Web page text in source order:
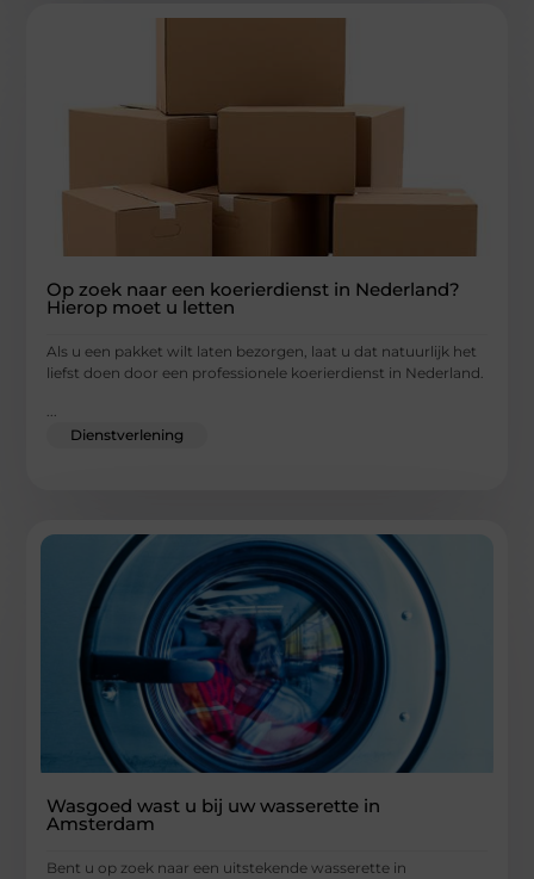
Op zoek naar een koerierdienst in Nederland?
Hierop moet u letten
Als u een pakket wilt laten bezorgen, laat u dat natuurlijk het
liefst doen door een professionele koerierdienst in Nederland.
...
Dienstverlening
Wasgoed wast u bij uw wasserette in
Amsterdam
Bent u op zoek naar een uitstekende wasserette in